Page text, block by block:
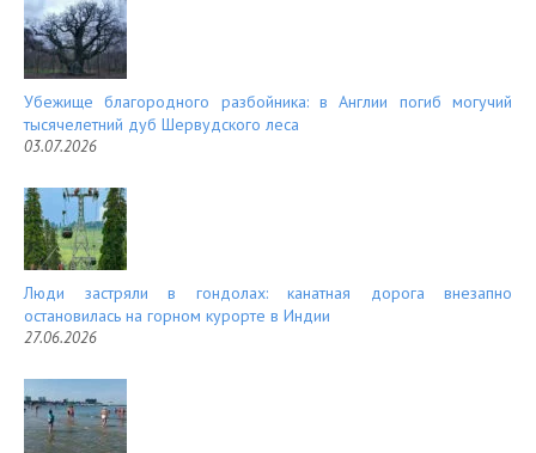
Убежище благородного разбойника: в Англии погиб могучий
тысячелетний дуб Шервудского леса
03.07.2026
Люди застряли в гондолах: канатная дорога внезапно
остановилась на горном курорте в Индии
27.06.2026